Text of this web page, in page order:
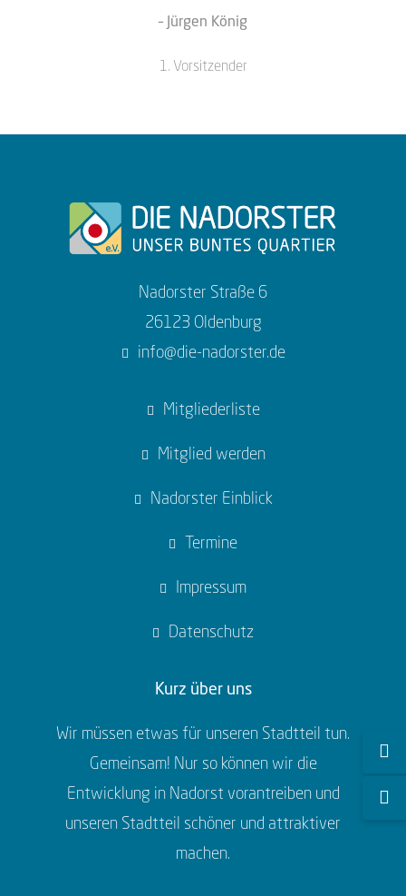
– Jürgen König
1. Vorsitzender
Nadorster Straße 6
26123 Oldenburg
info@die-nadorster.de
Mitgliederliste
Mitglied werden
Nadorster Einblick
Termine
Impressum
Datenschutz
Kurz über uns
Wir müssen etwas für unseren Stadtteil tun.
Gemeinsam! Nur so können wir die
Entwicklung in Nadorst vorantreiben und
unseren Stadtteil schöner und attraktiver
machen.